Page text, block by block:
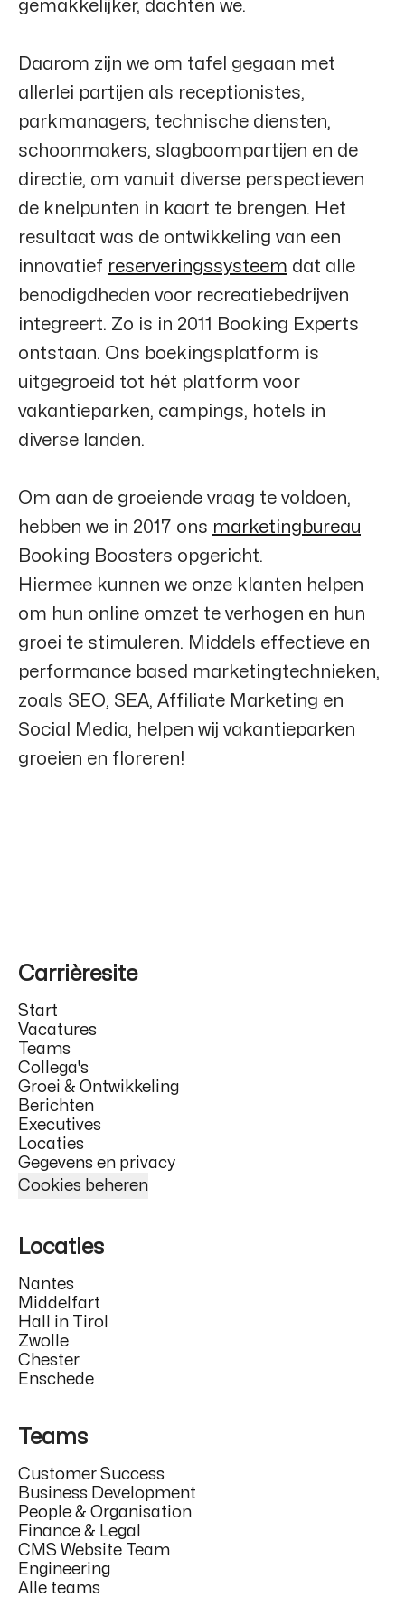
gemakkelijker, dachten we.
Daarom zijn we om tafel gegaan met
allerlei partijen als receptionistes,
parkmanagers, technische diensten,
schoonmakers, slagboompartijen en de
directie, om vanuit diverse perspectieven
de knelpunten in kaart te brengen. Het
resultaat was de ontwikkeling van een
innovatief reserveringssysteem dat alle
benodigdheden voor recreatiebedrijven
integreert. Zo is in 2011
Booking Experts
ontstaan. Ons boekingsplatform is
uitgegroeid tot hét platform voor
vakantieparken, campings, hotels in
diverse landen.
Om aan de groeiende vraag te voldoen,
hebben we in 2017 ons marketingbureau
Booking Boosters opgericht.
Hiermee kunnen we onze klanten helpen
om hun online omzet te verhogen en hun
groei te stimuleren. Middels effectieve en
performance based marketingtechnieken,
zoals SEO, SEA, Affiliate Marketing en
Social Media, helpen wij vakantieparken
groeien en floreren!
Carrièresite
Start
Vacatures
Teams
Collega's
Groei & Ontwikkeling
Berichten
Executives
Locaties
Gegevens en privacy
Cookies beheren
Locaties
Nantes
Middelfart
Hall in Tirol
Zwolle
Chester
Enschede
Teams
Customer Success
Business Development
People & Organisation
Finance & Legal
CMS Website Team
Engineering
Alle teams